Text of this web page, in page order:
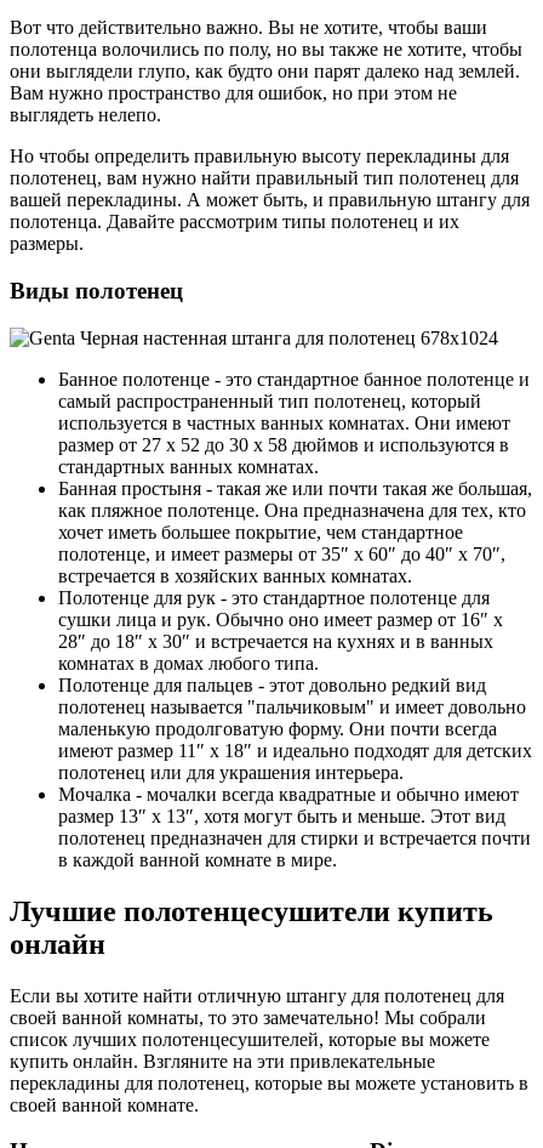
Вот что действительно важно. Вы не хотите, чтобы ваши
полотенца волочились по полу, но вы также не хотите, чтобы
они выглядели глупо, как будто они парят далеко над землей.
Вам нужно пространство для ошибок, но при этом не
выглядеть нелепо.
Но чтобы определить правильную высоту перекладины для
полотенец, вам нужно найти правильный тип полотенец для
вашей перекладины. А может быть, и правильную штангу для
полотенца. Давайте рассмотрим типы полотенец и их
размеры.
Виды полотенец
Банное полотенце - это стандартное банное полотенце и
самый распространенный тип полотенец, который
используется в частных ванных комнатах. Они имеют
размер от 27 х 52 до 30 х 58 дюймов и используются в
стандартных ванных комнатах.
Банная простыня - такая же или почти такая же большая,
как пляжное полотенце. Она предназначена для тех, кто
хочет иметь большее покрытие, чем стандартное
полотенце, и имеет размеры от 35″ x 60″ до 40″ x 70″,
встречается в хозяйских ванных комнатах.
Полотенце для рук - это стандартное полотенце для
сушки лица и рук. Обычно оно имеет размер от 16″ x
28″ до 18″ x 30″ и встречается на кухнях и в ванных
комнатах в домах любого типа.
Полотенце для пальцев - этот довольно редкий вид
полотенец называется "пальчиковым" и имеет довольно
маленькую продолговатую форму. Они почти всегда
имеют размер 11″ x 18″ и идеально подходят для детских
полотенец или для украшения интерьера.
Мочалка - мочалки всегда квадратные и обычно имеют
размер 13″ x 13″, хотя могут быть и меньше. Этот вид
полотенец предназначен для стирки и встречается почти
в каждой ванной комнате в мире.
Лучшие полотенцесушители купить
онлайн
Если вы хотите найти отличную штангу для полотенец для
своей ванной комнаты, то это замечательно! Мы собрали
список лучших полотенцесушителей, которые вы можете
купить онлайн. Взгляните на эти привлекательные
перекладины для полотенец, которые вы можете установить в
своей ванной комнате.